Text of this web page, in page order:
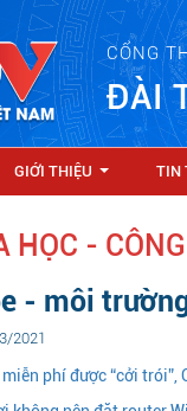
CỔNG
ĐÀI
GIỚI THIỆU TIN
HỌC -
- môi
2021
miễn phí được “cởi